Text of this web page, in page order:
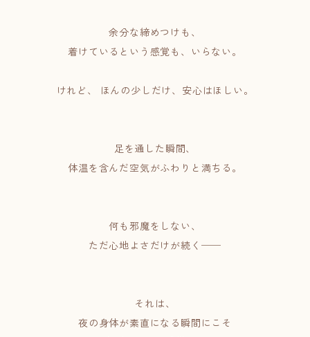
余分な締めつけも、
着けているという感覚も、いらない。
けれど、 ほんの少しだけ、安心はほしい。
足を通した瞬間、
体温を含んだ空気がふわりと満ちる。
何も邪魔をしない、
ただ心地よさだけが続く──
それは、
夜の身体が素直になる瞬間にこそ